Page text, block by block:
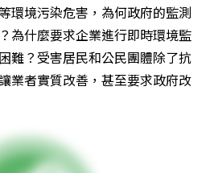
環境污染危害，為何政府的監測
為什麼要求企業進行即時環境監
難？受害居民和公民團體除了抗
業者實質改善，甚至要求政府改